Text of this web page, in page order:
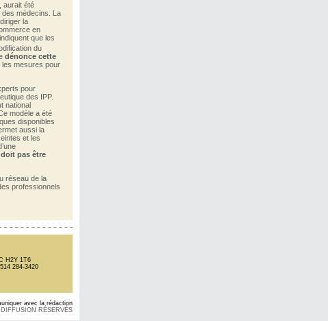
aurait été
médecins. La
la
en
que les
du
dénonce cette
mesures pour
pour
des IPP.
national
modèle a été
disponibles
aussi la
et les
pas être
réseau de la
professionnels
H2Y 1T6
284-3420
avec la rédaction
RÉSERVÉS